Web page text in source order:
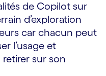
de Copilot sur
d’exploration
car chacun peut
l’usage et
sur son